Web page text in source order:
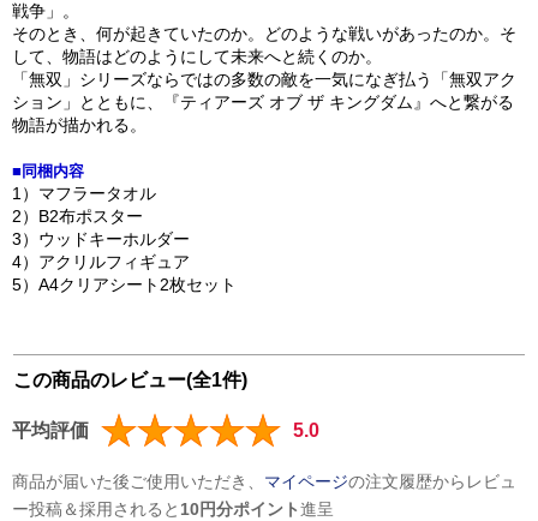
戦争」。
そのとき、何が起きていたのか。どのような戦いがあったのか。そ
して、物語はどのようにして未来へと続くのか。
「無双」シリーズならではの多数の敵を一気になぎ払う「無双アク
ション」とともに、『ティアーズ オブ ザ キングダム』へと繋がる
物語が描かれる。
■同梱内容
1）マフラータオル
2）B2布ポスター
3）ウッドキーホルダー
4）アクリルフィギュア
5）A4クリアシート2枚セット
この商品のレビュー(全1件)
平均評価 5.0
商品が届いた後ご使用いただき、 マイページの注文履歴からレビュ
ー投稿＆採用されると 10円分ポイント進呈